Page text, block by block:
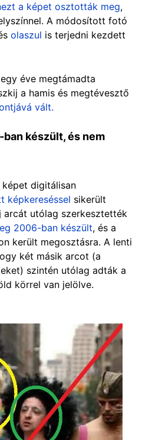
a képet osztották meg,
A módosított fotó
olaszul is terjedni kezdett
éve megtámadta
a hamis és megtévesztő
vált.
készült, és nem
digitálisan
képkereséssel sikerült
arcát utólag szerkesztették
2006-ban készült, és a
került megosztásra. A lenti
két másik arcot (a
szintén utólag adták a
körrel van jelölve.